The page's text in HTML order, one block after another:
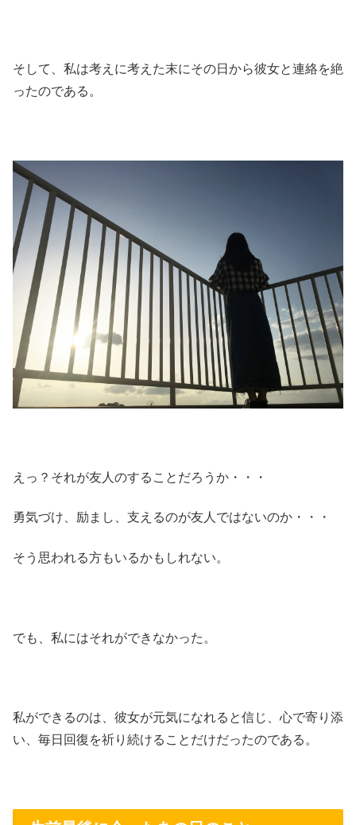
そして、私は考えに考えた末にその日から彼女と連絡を絶
ったのである。
えっ？それが友人のすることだろうか・・・
勇気づけ、励まし、支えるのが友人ではないのか・・・
そう思われる方もいるかもしれない。
でも、私にはそれができなかった。
私ができるのは、彼女が元気になれると信じ、心で寄り添
い、毎日回復を祈り続けることだけだったのである。